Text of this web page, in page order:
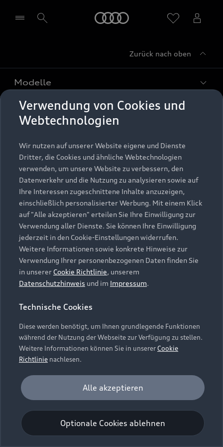
Zurück nach oben
Modelle
Alle Modelle
Elektromodelle
Plug-in-Hybride
Kaufen & leasen
Neuwagensuche
Gebrauchtwagensuche
Gebrauchtwagen
Finanzierung
Aktionen & Angebote
Geschäftskunden
Saisonale Angebote
Audi Services
Garantie
Audi digital services
myAudi
Support
Kundenservice
Händlersuche
Audi Code
Häufige Fragen (FAQ)
Audi Online Beratung
Bordbuch & Bedienungsanleitungen
Verträge kündigen
Vertrag widerrufen
Über Audi
Unternehmen
Karriere
Investor Relations
Presse & Media Center
Datenschutz
Audi erleben
Newsletter
© 2026 AUDI AG. Alle Rechte vorbehalten
Datenschutzinformation
Cookie-Richtlinie
Barrierefreiheit
Digital Services Act
EU Data Act
Embleme am Fahrzeug bei allen Abbildungen auf dieser
Webseite kann abweichen.
Verwendung von Cookies und
Webtechnologien
Wir nutzen auf unserer Website eigene und Dienste
Dritter, die Cookies und ähnliche Webtechnologien
verwenden, um unsere Website zu verbessern, den
Datenverkehr und die Nutzung zu analysieren sowie auf
Ihre Interessen zugeschnittene Inhalte anzuzeigen,
einschließlich personalisierter Werbung. Mit einem Klick
auf "Alle akzeptieren" erteilen Sie Ihre Einwilligung zur
Verwendung aller Dienste. Sie können Ihre Einwilligung
jederzeit in den Cookie-Einstellungen widerrufen.
Weitere Informationen sowie konkrete Hinweise zur
Verwendung Ihrer personenbezogenen Daten finden Sie
in unserer Cookie Richtlinie, unserem
Datenschutzhinweis und im Impressum.
Technische Cookies
Diese werden benötigt, um Ihnen grundlegende Funktionen
während der Nutzung der Webseite zur Verfügung zu stellen.
Weitere Informationen können Sie in unsererCookie
Richtlinie nachlesen.
Analyse und Statistik
Performance Cookies sammeln Informationen
darüber, wie unsere Webseite genutzt wird (z. B.
Anzahl der Besuche, Verweildauer). Diese Cookies
werden zur Optimierung der Webseite verwendet.
Optionale Cookies ablehnen
Alle akzeptieren